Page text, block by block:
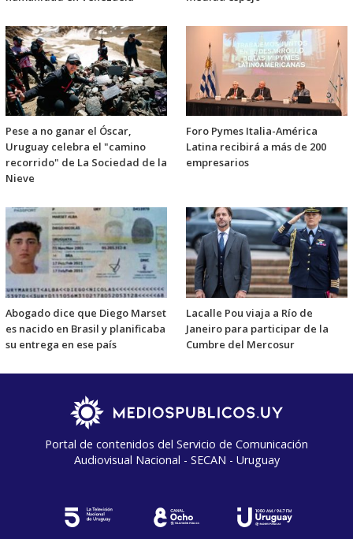
Pese a no ganar el Óscar,
Uruguay celebra el "camino
recorrido" de La Sociedad de la
Nieve
Foro Pymes Italia-América
Latina recibirá a más de 200
empresarios
Abogado dice que Diego Marset
es nacido en Brasil y planificaba
su entrega en ese país
Lacalle Pou viaja a Río de
Janeiro para participar de la
Cumbre del Mercosur
Portal de contenidos del Servicio de Comunicación
Audiovisual Nacional - SECAN - Uruguay